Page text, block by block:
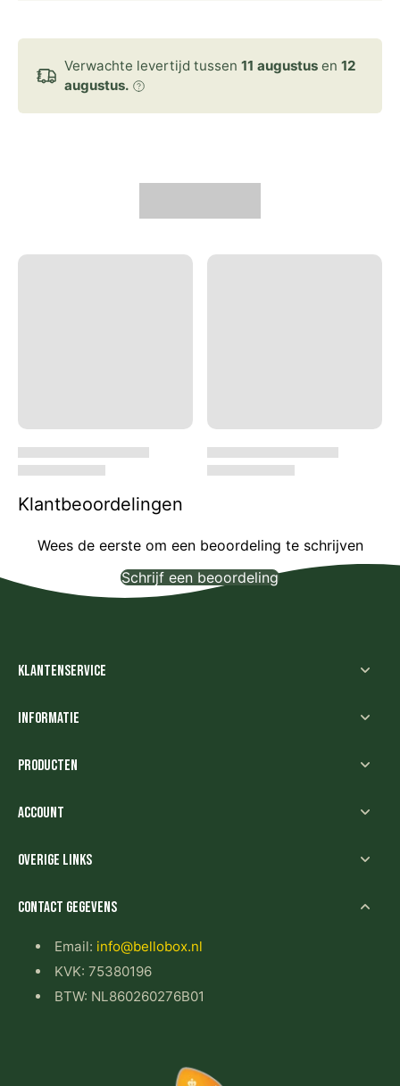
Verwachte levertijd tussen 11 augustus en 12
augustus.
Klantbeoordelingen
Wees de eerste om een beoordeling te schrijven
Schrijf een beoordeling
Klantenservice
Informatie
Producten
Account
Overige links
Contact gegevens
Email: info@bellobox.nl
KVK: 75380196
BTW: NL860260276B01